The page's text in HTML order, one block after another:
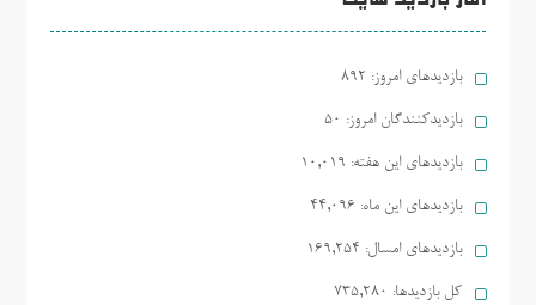
بازدیدهای امروز: 892
بازدیدکنندگان امروز: 50
بازدیدهای این هفته: 10,019
بازدیدهای این ماه: 44,096
بازدیدهای امسال: 169,254
کل بازدیدها: 735,280